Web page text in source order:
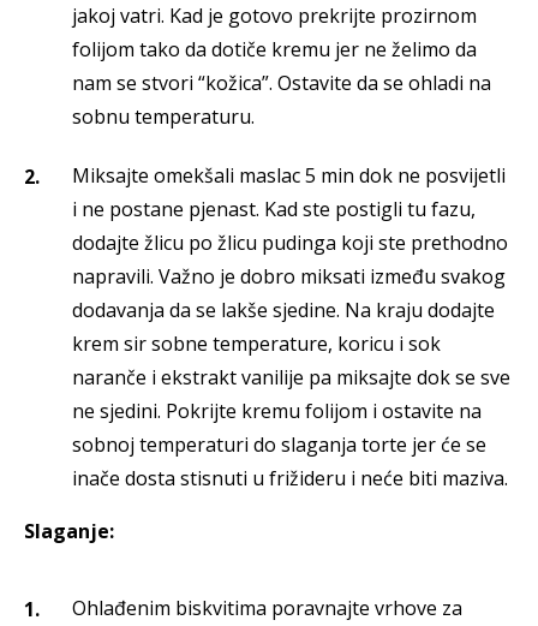
jakoj vatri. Kad je gotovo prekrijte prozirnom
folijom tako da dotiče kremu jer ne želimo da
nam se stvori “kožica”. Ostavite da se ohladi na
sobnu temperaturu.
Miksajte omekšali maslac 5 min dok ne posvijetli
i ne postane pjenast. Kad ste postigli tu fazu,
dodajte žlicu po žlicu pudinga koji ste prethodno
napravili. Važno je dobro miksati između svakog
dodavanja da se lakše sjedine. Na kraju dodajte
krem sir sobne temperature, koricu i sok
naranče i ekstrakt vanilije pa miksajte dok se sve
ne sjedini. Pokrijte kremu folijom i ostavite na
sobnoj temperaturi do slaganja torte jer će se
inače dosta stisnuti u frižideru i neće biti maziva.
Slaganje:
Ohlađenim biskvitima poravnajte vrhove za